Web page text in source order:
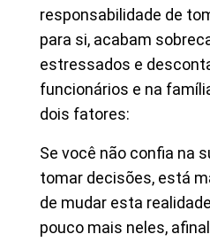
responsabilidade de
para si, acabam
estressados e
funcionários e na
dois fatores:
Se você não confia na
tomar decisões, está
de mudar esta
pouco mais neles,